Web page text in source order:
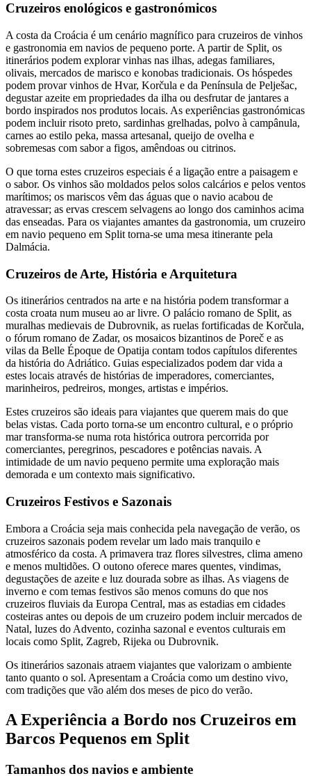
Cruzeiros enológicos e gastronómicos
A costa da Croácia é um cenário magnífico para cruzeiros de vinhos
e gastronomia em navios de pequeno porte. A partir de Split, os
itinerários podem explorar vinhas nas ilhas, adegas familiares,
olivais, mercados de marisco e konobas tradicionais. Os hóspedes
podem provar vinhos de Hvar, Korčula e da Península de Pelješac,
degustar azeite em propriedades da ilha ou desfrutar de jantares a
bordo inspirados nos produtos locais. As experiências gastronómicas
podem incluir risoto preto, sardinhas grelhadas, polvo à campânula,
carnes ao estilo peka, massa artesanal, queijo de ovelha e
sobremesas com sabor a figos, amêndoas ou citrinos.
O que torna estes cruzeiros especiais é a ligação entre a paisagem e
o sabor. Os vinhos são moldados pelos solos calcários e pelos ventos
marítimos; os mariscos vêm das águas que o navio acabou de
atravessar; as ervas crescem selvagens ao longo dos caminhos acima
das enseadas. Para os viajantes amantes da gastronomia, um cruzeiro
em navio pequeno em Split torna-se uma mesa itinerante pela
Dalmácia.
Cruzeiros de Arte, História e Arquitetura
Os itinerários centrados na arte e na história podem transformar a
costa croata num museu ao ar livre. O palácio romano de Split, as
muralhas medievais de Dubrovnik, as ruelas fortificadas de Korčula,
o fórum romano de Zadar, os mosaicos bizantinos de Poreč e as
vilas da Belle Époque de Opatija contam todos capítulos diferentes
da história do Adriático. Guias especializados podem dar vida a
estes locais através de histórias de imperadores, comerciantes,
marinheiros, pedreiros, monges, artistas e impérios.
Estes cruzeiros são ideais para viajantes que querem mais do que
belas vistas. Cada porto torna-se um encontro cultural, e o próprio
mar transforma-se numa rota histórica outrora percorrida por
comerciantes, peregrinos, pescadores e potências navais. A
intimidade de um navio pequeno permite uma exploração mais
demorada e um contexto mais significativo.
Cruzeiros Festivos e Sazonais
Embora a Croácia seja mais conhecida pela navegação de verão, os
cruzeiros sazonais podem revelar um lado mais tranquilo e
atmosférico da costa. A primavera traz flores silvestres, clima ameno
e menos multidões. O outono oferece mares quentes, vindimas,
degustações de azeite e luz dourada sobre as ilhas. As viagens de
inverno e com temas festivos são menos comuns do que nos
cruzeiros fluviais da Europa Central, mas as estadias em cidades
costeiras antes ou depois de um cruzeiro podem incluir mercados de
Natal, luzes do Advento, cozinha sazonal e eventos culturais em
locais como Split, Zagreb, Rijeka ou Dubrovnik.
Os itinerários sazonais atraem viajantes que valorizam o ambiente
tanto quanto o sol. Apresentam a Croácia como um destino vivo,
com tradições que vão além dos meses de pico do verão.
A Experiência a Bordo nos Cruzeiros em
Barcos Pequenos em Split
Tamanhos dos navios e ambiente